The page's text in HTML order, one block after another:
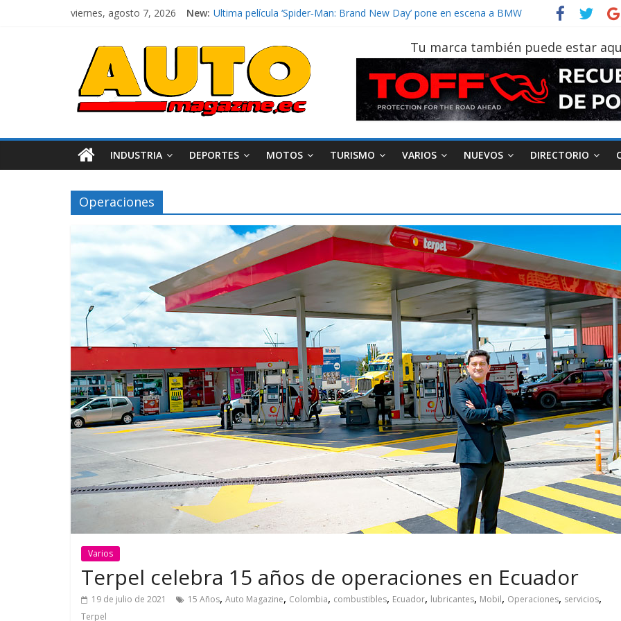
viernes, agosto 7, 2026 New: El costo de tener un vehículo gana protagonismo a la hora de decidir
¿Qué puede pasar con tu vehículo si permanece varios días sin usar?
La Vuelta al Ecuador 2026, edición 47ª, recorre 7 provincias en 8 días
La FEDAK recibe 12 Sinotruk Bolden para cubrir las rutas de La Vuelta
Tu marca también puede estar
INDUSTRIA DEPORTES MOTOS TURISMO VARIOS NUEVOS DIRECTORIO
Operaciones
Varios
Terpel celebra 15 años de operaciones en Ecuador
19 de julio de 2021 15 Años, Auto Magazine, Colombia, combustibles, Ecuador, lubricantes, Mobil, Operaciones, servicios,
Terpel
Movilidad Varios
GM reafirma su
compromiso con movilidad
más segura y conectada
Movilidad Turismo Varios
¿Qué puede pasar con tu
vehículo si permanece
varios días sin usar?
AEADE Industria Motociclismo
Movilidad
Campaña busca cambiar
destino de los
en la región